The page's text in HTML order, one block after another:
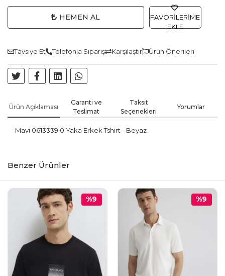
HEMEN AL
FAVORILERIME
EKLE
Tavsiye Et Telefonla Sipariş Karşılaştır Ürün Önerileri
Ürün Açıklaması
Garanti ve
Teslimat
Taksit
Seçenekleri
Yorumlar
Mavi 0613339 0 Yaka Erkek Tshirt - Beyaz
Benzer Ürünler
%9 %9